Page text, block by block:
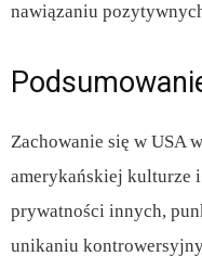
nawiązaniu
Zachowanie się w USA
amerykańskiej kulturze i
prywatności innych,
unikaniu